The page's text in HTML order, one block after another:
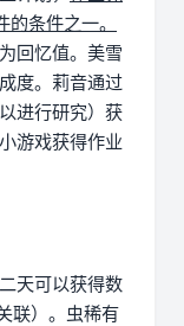
条件之一。
回忆值。 美雪
度。 莉音通过
进行研究）获
游戏获得作业
天可以获得数
联）。虫稀有